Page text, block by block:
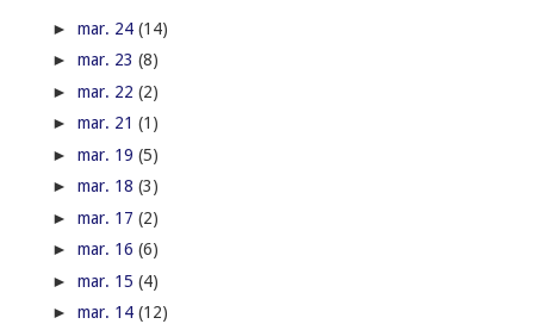
► mar. 24 (14)
► mar. 23 (8)
► mar. 22 (2)
► mar. 21 (1)
► mar. 19 (5)
► mar. 18 (3)
► mar. 17 (2)
► mar. 16 (6)
► mar. 15 (4)
► mar. 14 (12)